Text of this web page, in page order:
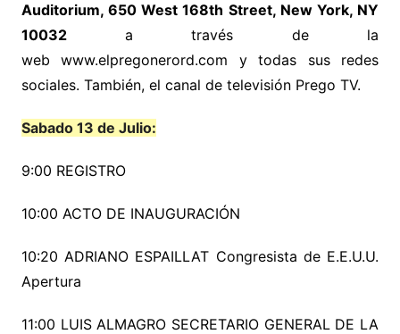
Auditorium, 650 West 168th Street, New York, NY
10032a través de la
web www.elpregonerord.com y todas sus redes
sociales. También, el canal de televisión Prego TV.
Sabado 13 de Julio:
9:00 REGISTRO
10:00 ACTO DE INAUGURACIÓN
10:20 ADRIANO ESPAILLAT Congresista de E.E.U.U.
Apertura
11:00 LUIS ALMAGRO SECRETARIO GENERAL DE LA